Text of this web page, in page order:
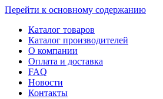
Перейти к основному содержанию
Каталог товаров
Каталог производителей
О компании
Оплата и доставка
FAQ
Новости
Контакты